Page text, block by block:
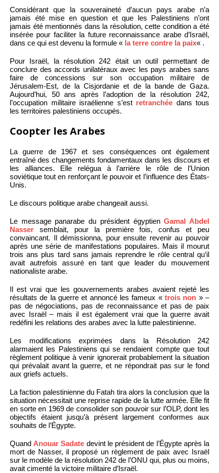
Considérant que la souveraineté d’aucun pays arabe n’a
jamais été mise en question et que les Palestiniens n’ont
jamais été mentionnés dans la résolution, cette condition a été
insérée pour faciliter la future reconnaissance arabe d’Israël,
dans ce qui est devenu la formule « la terre contre la paix« .
Pour Israël, la résolution 242 était un outil permettant de
conclure des accords unilatéraux avec les pays arabes sans
faire de concessions sur son occupation militaire de
Jérusalem-Est, de la Cisjordanie et de la bande de Gaza.
Aujourd’hui, 50 ans après l’adoption de la résolution 242,
l’occupation militaire israélienne s’est retranchée dans tous
les territoires palestiniens occupés.
Coopter les Arabes
La guerre de 1967 et ses conséquences ont également
entraîné des changements fondamentaux dans les discours et
les alliances. Elle relégua à l’arrière le rôle de l’Union
soviétique tout en renforçant le pouvoir et l’influence des États-
Unis.
Le discours politique arabe changeait aussi.
Le message panarabe du président égyptienGamal Abdel
Nasser semblait, pour la première fois, confus et peu
convaincant. Il démissionna, pour ensuite revenir au pouvoir
après une série de manifestations populaires. Mais il mourut
trois ans plus tard sans jamais reprendre le rôle central qu’il
avait autrefois assuré en tant que leader du mouvement
nationaliste arabe.
Il est vrai que les gouvernements arabes avaient rejeté les
résultats de la guerre et annoncé les fameux « trois non » –
pas de négociations, pas de reconnaissance et pas de paix
avec Israël – mais il est également vrai que la guerre avait
redéfini les relations des arabes avec la lutte palestinienne.
Les modifications exprimées dans la Résolution 242
alarmaient les Palestiniens qui se rendaient compte que tout
règlement politique à venir ignorerait probablement la situation
qui prévalait avant la guerre, et ne répondrait pas sur le fond
aux griefs actuels.
La faction palestinienne du Fatah tira alors la conclusion que la
situation nécessitait une reprise rapide de la lutte armée. Elle fit
en sorte en 1969 de consolider son pouvoir sur l’OLP, dont les
objectifs étaient jusqu’à présent largement conformes aux
souhaits de l’Égypte.
Quand Anouar Sadate devint le président de l’Égypte après la
mort de Nasser, il proposé un règlement de paix avec Israël
sur le modèle de la résolution 242 de l’ONU qui, plus ou moins,
avait cimenté la victoire militaire d’Israël.